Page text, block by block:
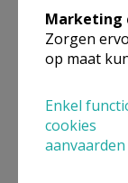
Marketing
Zorgen
op maat
Enkel
cookies
aanvaarden